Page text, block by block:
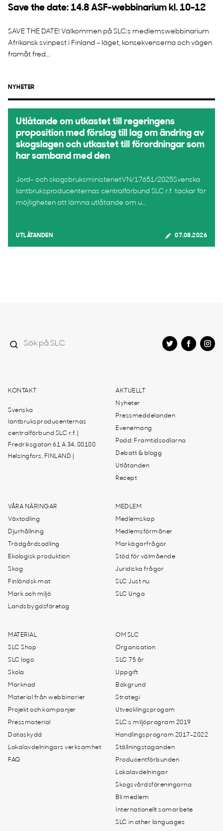
Save the date: 14.8 ASF-webbinarium kl. 10-12
SAVE THE DATE! Välkommen på SLC:s medlemswebbinarium
Afrikansk svinpest i Finland – läget, konsekvenserna och vägen
framåt fred...
NYHETER
Utlåtande om utkastet till regeringens
proposition med förslag till lag om ändring av
skogslagen och utkastet till förordningar som
har samband med den
Jord- och skogsbruksministerietVN/17651/2025Svenska
lantbruksproducenternas centralförbund SLC r.f. tackar för
möjligheten att lämna utlåtande om u...
UTLÅTANDEN 07.08.2026
KONTAKT
Svenska
lantbruksproducenternas
centralförbund SLC r.f. |
Fredriksgatan 61 A 34, 00100
Helsingfors, FINLAND |
AKTUELLT
Nyheter
Pressmeddelanden
Evenemang
Podd: Framtidsodlarna
Debatt & blogg
Utlåtanden
Recept
VÅRA NÄRINGAR
Växtodling
Djurhållning
Trädgårdsodling
Ekologisk produktion
Skog
Finländsk mat
Mark och miljö
Landsbygdsföretag
MEDLEM
Medlemskap
Medlemsförmåner
Markägarfrågor
Stöd för välmående
Juridiska frågor
SLC Just nu
SLC Unga
MATERIAL
SLC Shop
SLC logo
Skola
Marknad
Material från webbinarier
Projekt och kampanjer
Pressmaterial
Dataskydd
Lokalavdelningars verksamhet
FAQ
OM SLC
Organisation
SLC 75 år
Uppgift
Bakgrund
Strategi
Utvecklingsprogam
SLC:s miljöprogram 2019
Handlingsprogram 2017-2022
Ställningstaganden
Producentförbunden
Lokalavdelningar
Skogsvårdsföreningarna
Bli medlem
Internationellt samarbete
SLC in other languages